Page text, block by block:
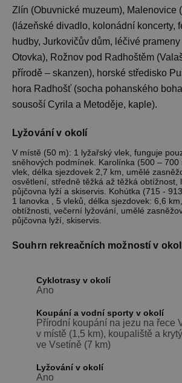
Zlín (Obuvnické muzeum), Malenovice
(lázeňské divadlo, kolonádní koncerty,
hudby, Jurkovičův dům, léčivé
Otovka), Rožnov pod Radhoštěm
přírodě – skanzen), horské středisko
hora Radhošť (socha pohanského
sousoší Cyrila a Metoděje, kaple).
Lyžování v okolí
V místě (50 m): 1 lyžařský vlek, funguje
sněhových podmínek. Karolínka (500 – 700
vlek, délka sjezdovek 2,7 km, umělé
osvětlení, středně těžká až těžká obtížnost,
půjčovna lyží a skiservis. Kohútka (715 -
1 lanovka , 5 vleků, délka sjezdovek: 6,6
obtížnosti, večerní lyžování, umělé
půjčovna lyží, skiservis.
Souhrn rekreačních možností v
Cyklotrasy v okolí
Ano
Koupání a vodní sporty v okolí
Přírodní koupání na jezu na řece
v místě (1,5 km), koupaliště a
ve Vsetíně (7 km)
Lyžování v okolí
Ano